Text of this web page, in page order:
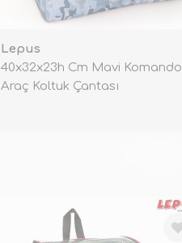
Lepus
40x32x23h Cm Mavi Komando
Araç Koltuk Çantası